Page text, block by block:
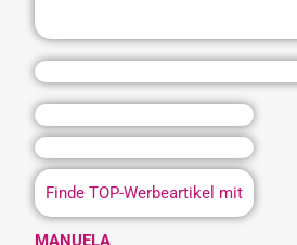
Finde TOP-Werbeartikel mit
MANUELA